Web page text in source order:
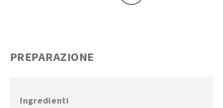
PREPARAZIONE
Ingredienti